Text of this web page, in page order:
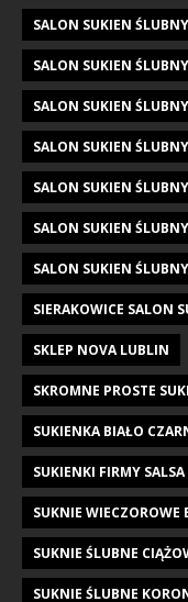
SALON SUKIEN
SALON SUKIEN
SALON SUKIEN
SALON SUKIEN
SALON SUKIEN
SALON SUKIEN
SALON SUKIEN
SIERAKOWICE SALON
SKLEP NOVA LUBLIN
SKROMNE PROSTE
SUKIENKA BIAŁO
SUKIENKI FIRMY SALSA
SUKNIE WIECZOROWE
SUKNIE ŚLUBNE
SUKNIE ŚLUBNE